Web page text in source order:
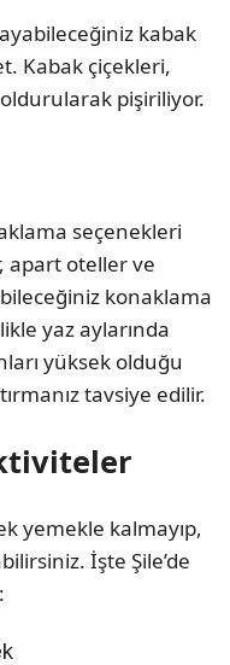
kabak
Kabak çiçekleri,
pişiriliyor.
seçenekleri
apart oteller ve
konaklama
yaz aylarında
yüksek olduğu
tavsiye edilir.
yemekle kalmayıp,
İşte Şile’de